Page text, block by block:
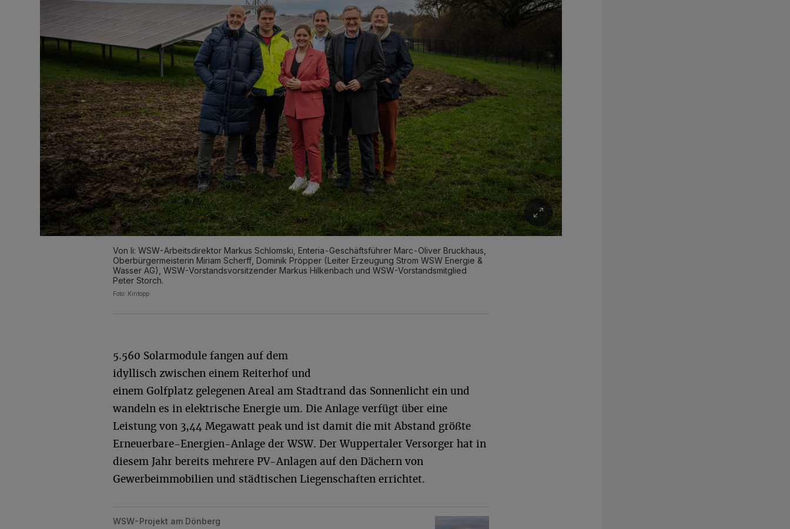
Von li: WSW-Arbeitsdirektor Markus Schlomski, Enteria-Geschäftsführer Marc-Oliver Bruckhaus,
Oberbürgermeisterin Miriam Scherff, Dominik Pröpper (Leiter Erzeugung Strom WSW Energie &
Wasser AG), WSW-Vorstandsvorsitzender Markus Hilkenbach und WSW-Vorstandsmitglied
Peter Storch.
Foto: Kintopp
5.560 Solarmodule fangen auf dem
idyllisch zwischen einem Reiterhof und
einem Golfplatz gelegenen Areal am Stadtrand das Sonnenlicht ein und
wandeln es in elektrische Energie um. Die Anlage verfügt über eine
Leistung von 3,44 Megawatt peak und ist damit die mit Abstand größte
Erneuerbare-Energien-Anlage der WSW. Der Wuppertaler Versorger hat in
diesem Jahr bereits mehrere PV-Anlagen auf den Dächern von
Gewerbeimmobilien und städtischen Liegenschaften errichtet.
Kurz vor dem Start der Freiflächen-Photovoltaikanlage
WSW-Projekt am Dönberg